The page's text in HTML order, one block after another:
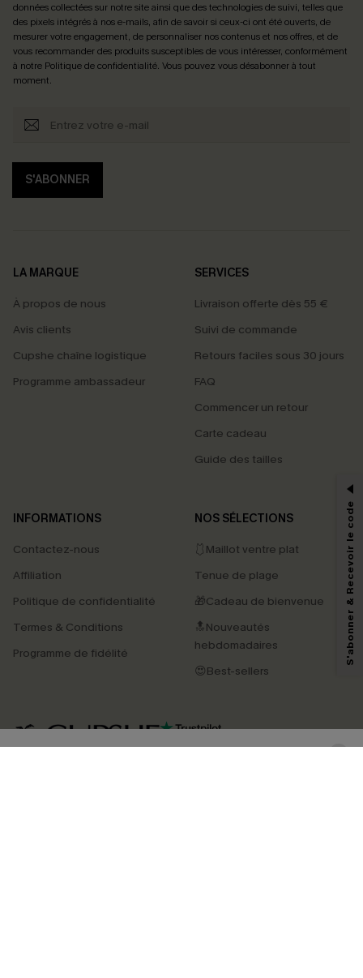
données collectées sur notre site ainsi que des technologies de suivi, telles que
des pixels intégrés à nos e-mails, afin de savoir si ceux-ci ont été ouverts, de
mesurer votre engagement, de personnaliser nos contenus et nos offres, et de
vous recommander des produits susceptibles de vous intéresser, conformément
à notre Politique de confidentialité. Vous pouvez vous désabonner à tout
moment.
S'ABONNER
LA MARQUE
À propos de nous
Avis clients
Cupshe chaîne logistique
Programme ambassadeur
SERVICES
Livraison offerte dès 55 €
Suivi de commande
Retours faciles sous 30 jours
FAQ
Commencer un retour
Carte cadeau
Guide des tailles
INFORMATIONS
Contactez-nous
Affiliation
Politique de confidentialité
Termes & Conditions
Programme de fidélité
NOS SÉLECTIONS
🩱Maillot ventre plat
Tenue de plage
🎁Cadeau de bienvenue
🔝Nouveautés
hebdomadaires
😍Best-sellers
4.4
PROFITEZ DE -15%
marketing (y compris du contenu généré par l'IA) de Cupshe et
pouvons utiliser les données collectées sur notre site ainsi que des
savoir si ceux-ci ont été ouverts, de mesurer votre engagement, de
personnaliser nos contenus et nos offres, et de vous recommander des
produits susceptibles de vous intéresser, conformément à notre
Politique de
. Vous pouvez vous désabonner à tout moment.
S'abonner & Recevoir le code